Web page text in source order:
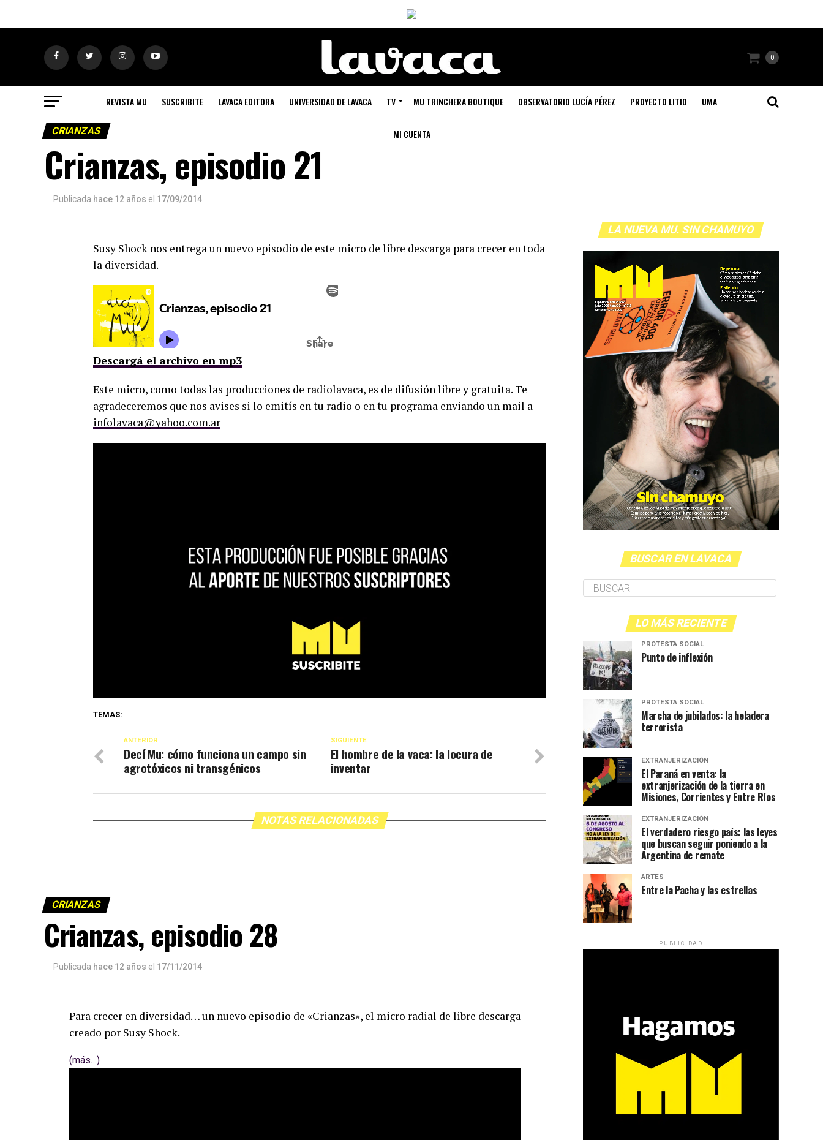
0
REVISTA MU SUSCRIBITE LAVACA EDITORA UNIVERSIDAD DE LAVACA TV MU TRINCHERA BOUTIQUE OBSERVATORIO LUCÍA PÉREZ PROYECTO LITIO UMA
MI CUENTA
CRIANZAS
Crianzas, episodio 21
Publicada hace 12 años el 17/09/2014
Susy Shock nos entrega un nuevo episodio de este micro de libre descarga para crecer en toda
la diversidad.
Descargá el archivo en mp3
Este micro, como todas las producciones de radiolavaca, es de difusión libre y gratuita. Te
agradeceremos que nos avises si lo emití­s en tu radio o en tu programa enviando un mail a
infolavaca@yahoo.com.ar
TEMAS:
SIGUIENTE
El hombre de la vaca: la locura de
inventar
ANTERIOR
Decí Mu: cómo funciona un campo sin
agrotóxicos ni transgénicos
NOTAS RELACIONADAS
CRIANZAS
Crianzas, episodio 28
Publicada hace 12 años el 17/11/2014
Para crecer en diversidad… un nuevo episodio de «Crianzas», el micro radial de libre descarga
creado por Susy Shock.
(más…)
LA NUEVA MU. SIN CHAMUYO
BUSCAR EN LAVACA
LO MÁS RECIENTE
PROTESTA SOCIAL
Punto de inflexión
PROTESTA SOCIAL
Marcha de jubilados: la heladera
terrorista
EXTRANJERIZACIÓN
El Paraná en venta: la
extranjerización de la tierra en
Misiones, Corrientes y Entre Ríos
EXTRANJERIZACIÓN
El verdadero riesgo país: las leyes
que buscan seguir poniendo a la
Argentina de remate
ARTES
Entre la Pacha y las estrellas
PUBLICIDAD